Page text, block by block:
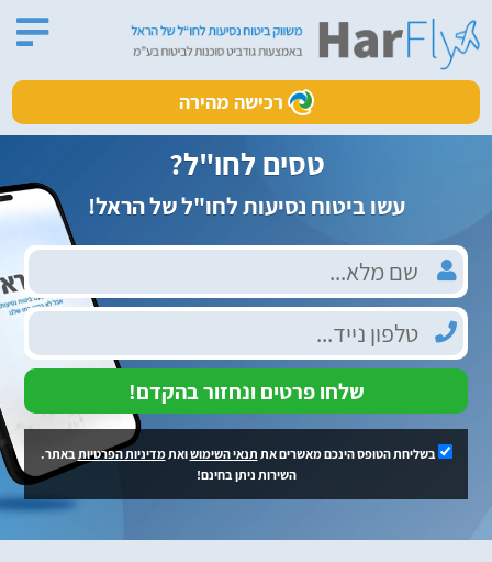
רכישה מהירה
טסים לחו"ל?
עשו ביטוח נסיעות לחו"ל של הראל!
שלחו פרטים ונחזור בהקדם!
בשליחת הטופס הינכם מאשרים את תנאי השימושואתמדיניות הפרטיותבאתר.
השירות ניתן בחינם!